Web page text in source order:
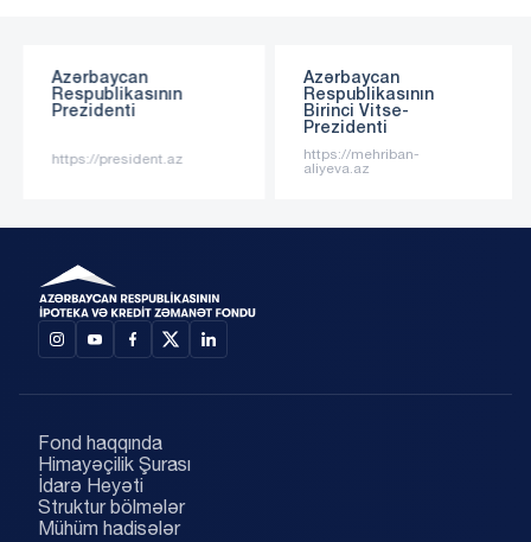
Azərbaycan
Respublikasının
Prezidenti
https://president.az
Azərbaycan
Respublikasının
Birinci Vitse-
Prezidenti
https://mehriban-
aliyeva.az
Fond haqqında
Himayəçilik Şurası
İdarə Heyəti
Struktur bölmələr
Mühüm hadisələr